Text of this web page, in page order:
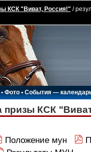
КСК "Виват, Россия!" /
•Фото•События —
призы КСК
Положение мун